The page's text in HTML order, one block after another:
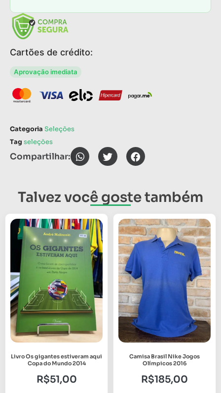
Cartões de crédito:
Aprovação imediata
Categoria Seleções
Tag seleções
Compartilhar:
Talvez você goste também
Livro Os gigantes estiveram aqui
Copa do Mundo 2014
R$51,00
Camisa Brasil Nike Jogos
Olímpicos 2016
R$185,00